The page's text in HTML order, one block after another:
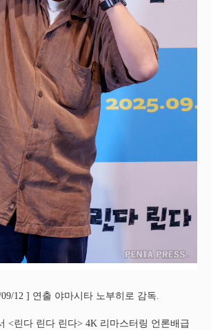
12 ] 연출 야마시타 노부히로 감독.
<린다 린다 린다> 4K 리마스터링 언론배급